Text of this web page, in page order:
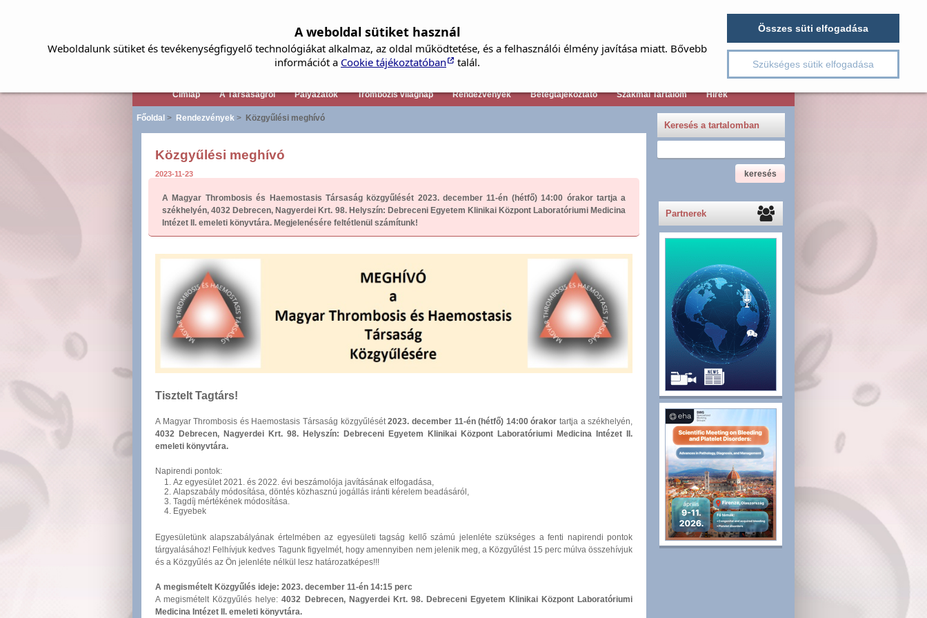
Tagfelvételi kérelem
Címlap A Társaságról Pályázatok Trombózis világnap Rendezvények Betegtájékoztató Szakmai Tartalom Hírek
Főoldal > Rendezvények > Közgyűlési meghívó
Közgyűlési meghívó
2023-11-23
A Magyar Thrombosis és Haemostasis Társaság közgyűlését 2023. december 11-én (hétfő) 14:00 órakor tartja a
székhelyén, 4032 Debrecen, Nagyerdei Krt. 98. Helyszín: Debreceni Egyetem Klinikai Központ Laboratóriumi Medicina
Intézet II. emeleti könyvtára. Megjelenésére feltétlenül számítunk!
Tisztelt Tagtárs!
A Magyar Thrombosis és Haemostasis Társaság közgyűlését2023. december 11-én (hétfő) 14:00 órakor tartja a székhelyén,
4032 Debrecen, Nagyerdei Krt. 98. Helyszín: Debreceni Egyetem Klinikai Központ Laboratóriumi Medicina Intézet II.
emeleti könyvtára.
Napirendi pontok:
Az egyesület 2021. és 2022. évi beszámolója javításának elfogadása,
Alapszabály módosítása, döntés közhasznú jogállás iránti kérelem beadásáról,
Tagdíj mértékének módosítása.
Egyebek
Egyesületünk alapszabályának értelmében az egyesületi tagság kellő számú jelenléte szükséges a fenti napirendi pontok
tárgyalásához! Felhívjuk kedves Tagunk figyelmét, hogy amennyiben nem jelenik meg, a Közgyűlést 15 perc múlva összehívjuk
és a Közgyűlés az Ön jelenléte nélkül lesz határozatképes!!!
A megismételt Közgyűlés ideje: 2023. december 11-én 14:15 perc
A megismételt Közgyűlés helye:4032 Debrecen, Nagyerdei Krt. 98. Debreceni Egyetem Klinikai Központ Laboratóriumi
Medicina Intézet II. emeleti könyvtára.
Keresés a tartalomban
Partnerek
A weboldal sütiket használ
Weboldalunk sütiket és tevékenységfigyelő technológiákat alkalmaz, az oldal működtetése, és a felhasználói élmény javítása miatt. Bővebb
információt a Cookie tájékoztatóban talál.
Összes süti elfogadása
Szükséges sütik elfogadása